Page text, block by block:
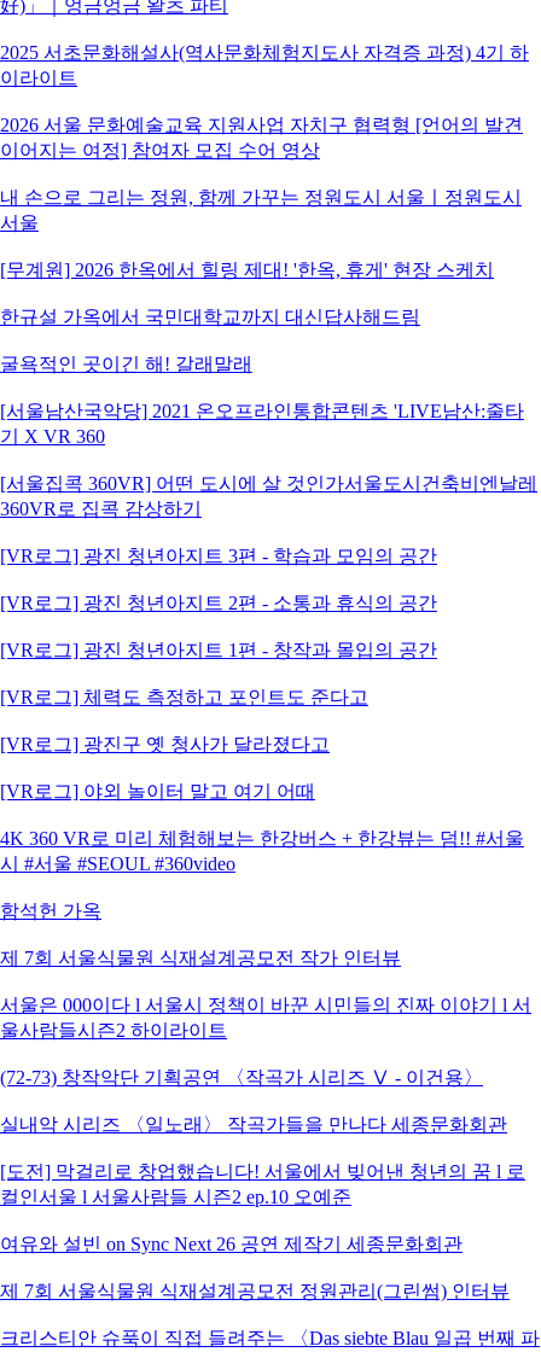
好)」｜엉금엉금 왈츠 파티
2025 서초문화해설사(역사문화체험지도사 자격증 과정) 4기 하
이라이트
2026 서울 문화예술교육 지원사업 자치구 협력형 [언어의 발견
이어지는 여정] 참여자 모집 수어 영상
내 손으로 그리는 정원, 함께 가꾸는 정원도시 서울ㅣ정원도시
서울
[무계원] 2026 한옥에서 힐링 제대! '한옥, 휴게' 현장 스케치
한규설 가옥에서 국민대학교까지 대신답사해드림
굴욕적인 곳이긴 해! 갈래말래
[서울남산국악당] 2021 온오프라인통합콘텐츠 'LIVE남산:줄타
기 X VR 360
[서울집콕 360VR] 어떤 도시에 살 것인가서울도시건축비엔날레
360VR로 집콕 감상하기
[VR로그] 광진 청년아지트 3편 - 학습과 모임의 공간
[VR로그] 광진 청년아지트 2편 - 소통과 휴식의 공간
[VR로그] 광진 청년아지트 1편 - 창작과 몰입의 공간
[VR로그] 체력도 측정하고 포인트도 준다고
[VR로그] 광진구 옛 청사가 달라졌다고
[VR로그] 야외 놀이터 말고 여기 어때
4K 360 VR로 미리 체험해보는 한강버스 + 한강뷰는 덤!! #서울
시 #서울 #SEOUL #360video
함석헌 가옥
제 7회 서울식물원 식재설계공모전 작가 인터뷰
서울은 000이다 l 서울시 정책이 바꾼 시민들의 진짜 이야기 l 서
울사람들시즌2 하이라이트
(72-73) 창작악단 기획공연 〈작곡가 시리즈 Ⅴ - 이건용〉
실내악 시리즈 〈일노래〉 작곡가들을 만나다 세종문화회관
[도전] 막걸리로 창업했습니다! 서울에서 빚어낸 청년의 꿈 l 로
컬인서울 l 서울사람들 시즌2 ep.10 오예준
여유와 설빈 on Sync Next 26 공연 제작기 세종문화회관
제 7회 서울식물원 식재설계공모전 정원관리(그린썸) 인터뷰
크리스티안 슈푹이 직접 들려주는 〈Das siebte Blau 일곱 번째 파